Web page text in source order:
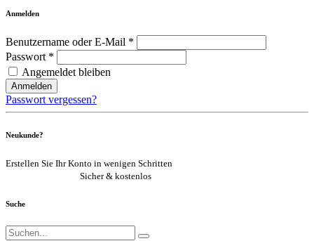
Anmelden
Benutzername oder E-Mail *
Passwort *
Angemeldet bleiben
Anmelden
Passwort vergessen?
Neukunde?
Erstellen Sie Ihr Konto in wenigen Schritten
Sicher & kostenlos
Suche